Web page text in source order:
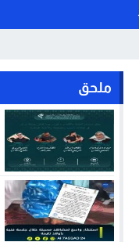
ملحق